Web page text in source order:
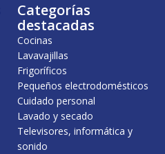
a
:
1
.
7
5
8
,
0
Categorías
destacadas
Cocinas
Lavavajillas
Frigoríficos
Pequeños electrodomésticos
Cuidado personal
Lavado y secado
Televisores, informática y
sonido